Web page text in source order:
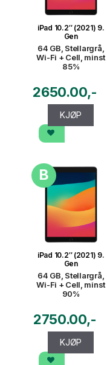
iPad 10.2″ (2021) 9.
Gen
64 GB, Stellargrå,
Wi-Fi + Cell, minst
85%
2650.00
KJØP
B
iPad 10.2″ (2021) 9.
Gen
64 GB, Stellargrå,
Wi-Fi + Cell, minst
90%
2750.00
KJØP